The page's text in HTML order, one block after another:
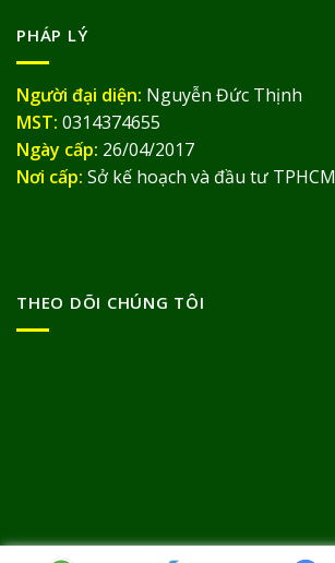
PHÁP LÝ
Người đại diện: Nguyễn Đức Thịnh
MST: 0314374655
Ngày cấp: 26/04/2017
Nơi cấp: Sở kế hoạch và đầu tư TPHCM
THEO DÕI CHÚNG TÔI